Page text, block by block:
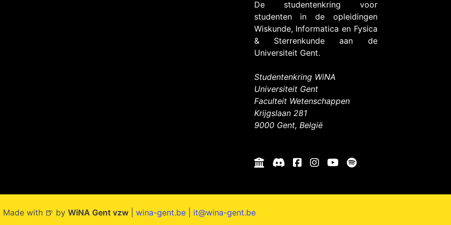
De studentenkring voor
studenten in de opleidingen
Wiskunde, Informatica en Fysica
& Sterrenkunde aan de
Universiteit Gent.
Studentenkring WiNA
Universiteit Gent
Faculteit Wetenschappen
Krijgslaan 281
9000 Gent, België
with 🍺 by WiNA Gent vzw| wina-gent.be| it@wina-gent.be